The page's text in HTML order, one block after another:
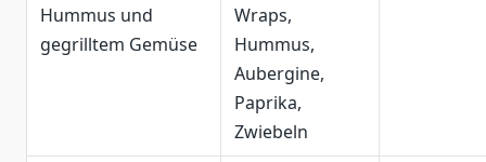
Hummus und
gegrilltem Gemüse
Wraps,
Hummus,
Aubergine,
Paprika,
Zwiebeln